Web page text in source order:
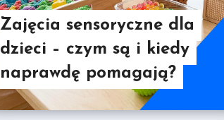
Zajęcia sensoryczne dla
dzieci – czym są i kiedy
naprawdę pomagają?